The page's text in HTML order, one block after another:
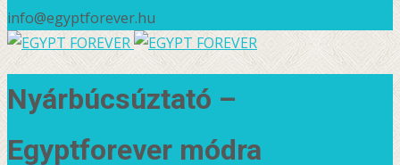
info@egyptforever.hu
Nyárbúcsúztató –
Egyptforever módra